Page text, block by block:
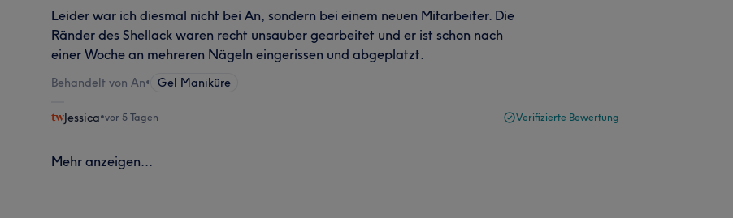
Leider war ich diesmal nicht bei An, sondern bei einem neuen Mitarbeiter. Die
Ränder des Shellack waren recht unsauber gearbeitet und er ist schon nach
einer Woche an mehreren Nägeln eingerissen und abgeplatzt.
Behandelt von An• Gel Maniküre
Jessica•vor 5 Tagen Verifizierte Bewertung
Mehr anzeigen...